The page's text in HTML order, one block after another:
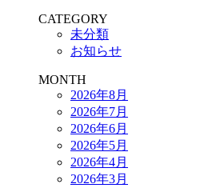
CATEGORY
未分類
お知らせ
MONTH
2026年8月
2026年7月
2026年6月
2026年5月
2026年4月
2026年3月